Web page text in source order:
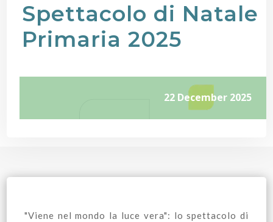
Spettacolo di Natale
Primaria 2025
22 December 2025
"Viene nel mondo la luce vera": lo spettacolo di